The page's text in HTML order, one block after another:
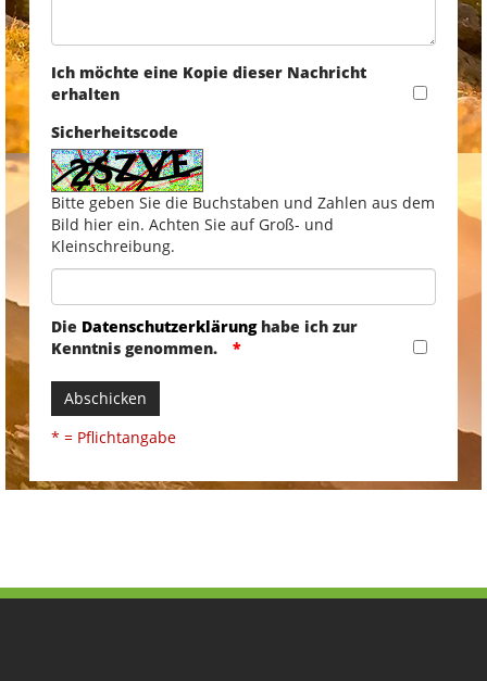
Ich möchte eine Kopie dieser Nachricht
erhalten
Sicherheitscode
Bitte geben Sie die Buchstaben und Zahlen aus dem
Bild hier ein. Achten Sie auf Groß- und
Kleinschreibung.
Die Datenschutzerklärunghabe ich zur
Kenntnis genommen.
Abschicken
* = Pflichtangabe